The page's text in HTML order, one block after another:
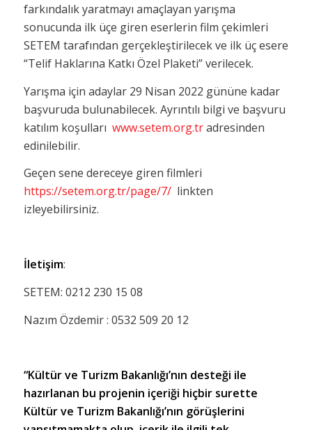
farkındalık yaratmayı amaçlayan yarışma
sonucunda ilk üçe giren eserlerin film çekimleri
SETEM tarafından gerçekleştirilecek ve ilk üç esere
“Telif Haklarına Katkı Özel Plaketi” verilecek.
Yarışma için adaylar 29 Nisan 2022 gününe kadar
başvuruda bulunabilecek. Ayrıntılı bilgi ve başvuru
katılım koşulları www.setem.org.tradresinden
edinilebilir.
Geçen sene dereceye giren filmleri
https://setem.org.tr/page/7/linkten
izleyebilirsiniz.
İletişim:
SETEM: 0212 230 15 08
Nazım Özdemir : 0532 509 20 12
“Kültür ve Turizm Bakanlığı’nın desteği ile
hazırlanan bu projenin içeriği hiçbir surette
Kültür ve Turizm Bakanlığı’nın görüşlerini